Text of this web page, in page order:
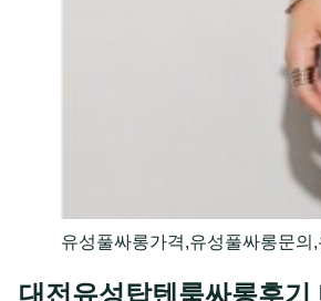
유성풀싸롱가격,유성풀싸롱문
대전유성탑텐룸싸롱후기